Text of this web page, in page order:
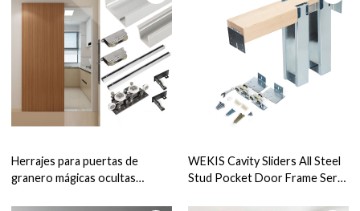
Herrajes para puertas de
granero mágicas ocultas
WEKIS Cavity Sliders All Steel
Stud Pocket Door Frame Serie